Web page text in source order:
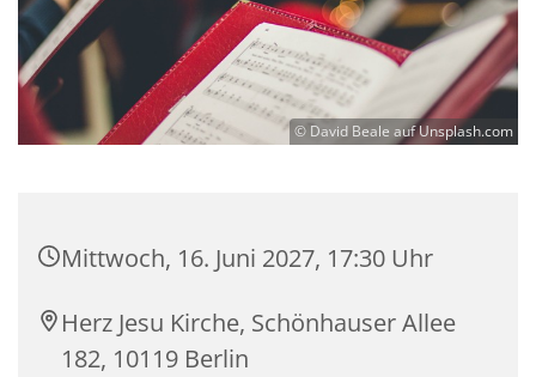
© David Beale auf Unsplash.com
Mittwoch, 16. Juni 2027, 17:30 Uhr
Herz Jesu Kirche, Schönhauser Allee
182, 10119 Berlin